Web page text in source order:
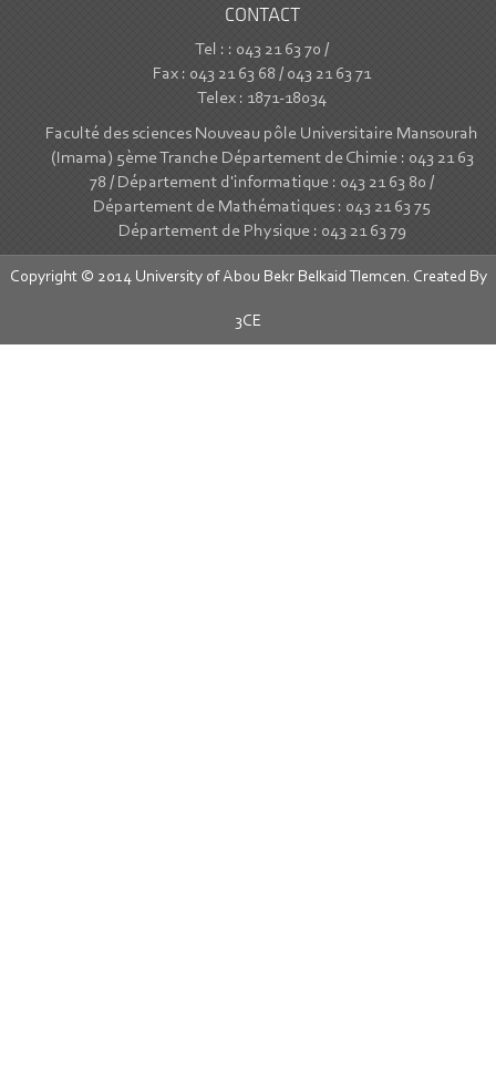
CONTACT
Tel : : 043 21 63 70 /
Fax : 043 21 63 68 / 043 21 63 71
Telex : 1871-18034
Faculté des sciences Nouveau pôle Universitaire Mansourah
(Imama) 5ème Tranche Département de Chimie : 043 21 63
78 / Département d'informatique : 043 21 63 80 /
Département de Mathématiques : 043 21 63 75
Département de Physique : 043 21 63 79
Copyright © 2014 University of Abou Bekr Belkaid Tlemcen. Created By
3CE